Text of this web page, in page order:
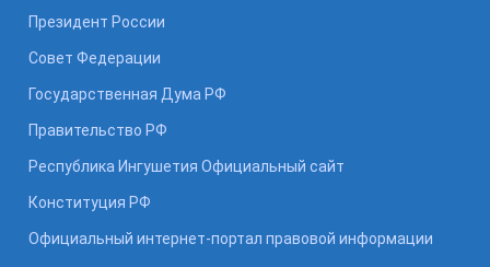
Президент России
Совет Федерации
Государственная Дума РФ
Правительство РФ
Республика Ингушетия Официальный сайт
Конституция РФ
Официальный интернет-портал правовой информации